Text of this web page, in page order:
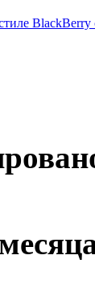
BlackBerry